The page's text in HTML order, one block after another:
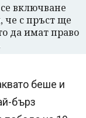
включване
че с пръст ще
да имат право
беше и
бърз